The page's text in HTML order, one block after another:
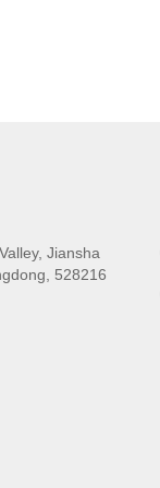
Jiansha
528216